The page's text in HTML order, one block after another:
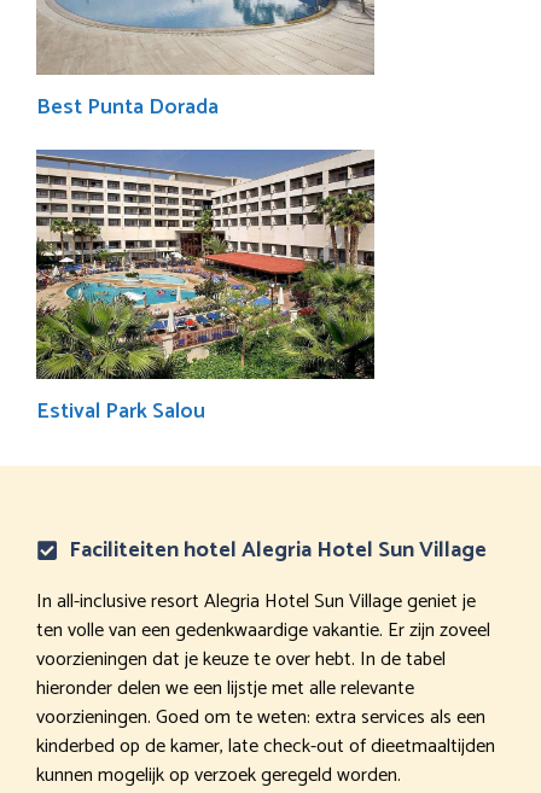
Best Punta Dorada
Estival Park Salou
Faciliteiten hotel Alegria Hotel Sun Village
In all-inclusive resort Alegria Hotel Sun Village geniet je
ten volle van een gedenkwaardige vakantie. Er zijn zoveel
voorzieningen dat je keuze te over hebt. In de tabel
hieronder delen we een lijstje met alle relevante
voorzieningen. Goed om te weten: extra services als een
kinderbed op de kamer, late check-out of dieetmaaltijden
kunnen mogelijk op verzoek geregeld worden.